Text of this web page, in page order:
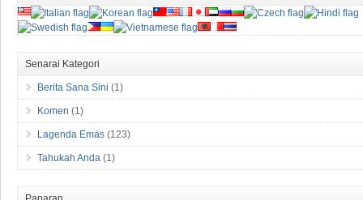
Senarai Kategori
Berita Sana Sini (1)
Komen (1)
Lagenda Emas (123)
Tahukah Anda (1)